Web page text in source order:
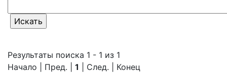
Результаты поиска 1 - 1 из 1
Начало | Пред. | 1 | След. | Конец